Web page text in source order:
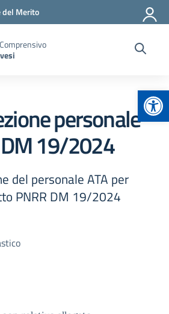
Merito
personale
DM 19/2024
del personale ATA per
PNRR DM 19/2024